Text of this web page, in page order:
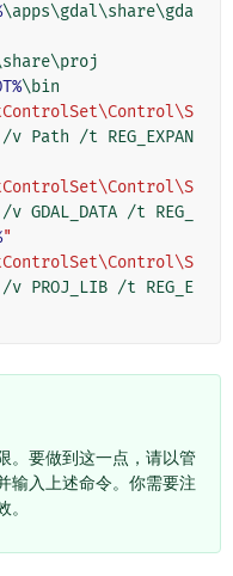
\apps\gdal\share\gda
\bin
/v Path /t REG_EXPAN
/v GDAL_DATA /t REG_
"
/v PROJ_LIB /t REG_E
。要做到这一点，请以管
输入上述命令。你需要注
。